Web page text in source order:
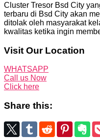
Cluster Tresor Bsd City
terbaru di Bsd City akan
ditolak oleh masyarakat
kwalitas ketika ingin
Visit Our Location
WHATSAPP
Call us Now
Click here
Share this: